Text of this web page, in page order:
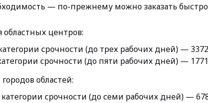
— по-прежнему можно заказать
областных центров:
срочности (до трех рабочих дней) —
срочности (до пяти рабочих дней) —
областей:
срочности (до семи рабочих дней) —